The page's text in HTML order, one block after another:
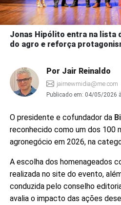
Jonas Hipólito entra na lista
do agro e reforça
Por Jair Reinaldo
jairnewmidia@me.com
Publicado em: 04/05/2026
O presidente e cofundador da
reconhecido como um dos 100
agronegócio em 2026, na
A escolha dos homenageados
realizada no site do evento,
conduzida pelo conselho
avalia o impacto das ações